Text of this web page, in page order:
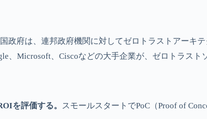
政府は、連邦政府機関に対してゼロトラストアーキ
Microsoft、Ciscoなどの大手企業が、ゼロトラスト
を評価する。 スモールスタートでPoC（Proof of